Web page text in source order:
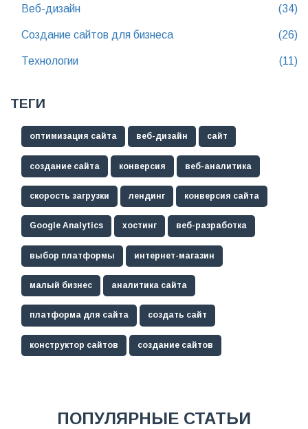
Веб-дизайн (34)
Создание сайтов для бизнеса (26)
Технологии (11)
ТЕГИ
оптимизация сайта веб-дизайн сайт
создание сайта конверсия веб-аналитика
скорость загрузки лендинг конверсия сайта
Google Analytics хостинг веб-разработка
выбор платформы интернет-магазин
малый бизнес аналитика сайта
платформа для сайта создать сайт
конструктор сайтов создание сайтов
ПОПУЛЯРНЫЕ СТАТЬИ